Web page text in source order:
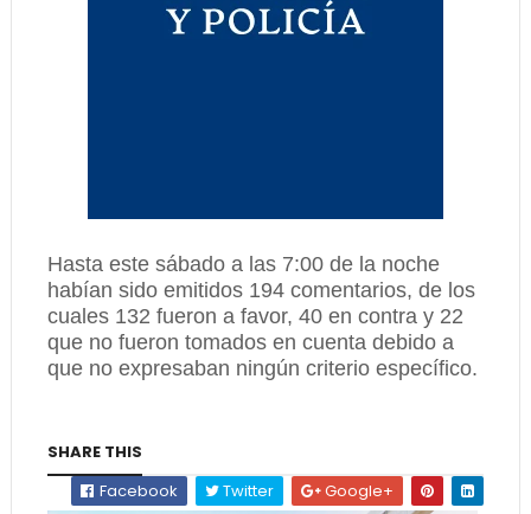
Hasta este sábado a las 7:00 de la noche
habían sido emitidos 194 comentarios, de los
cuales 132 fueron a favor, 40 en contra y 22
que no fueron tomados en cuenta debido a
que no expresaban ningún criterio específico.
SHARE THIS
Facebook
Twitter Google+